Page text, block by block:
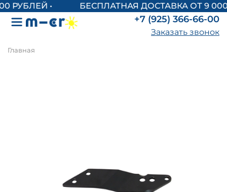
БЕСПЛАТНАЯ ДОСТАВКА ОТ 9 000
+7 (925) 366-66-00
Заказать звонок
Главная